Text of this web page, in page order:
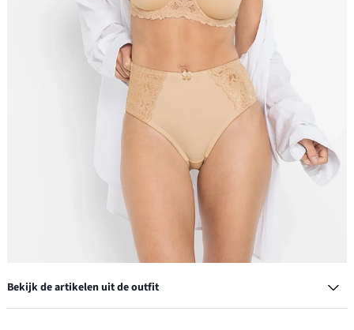
Bekijk de artikelen uit de outfit